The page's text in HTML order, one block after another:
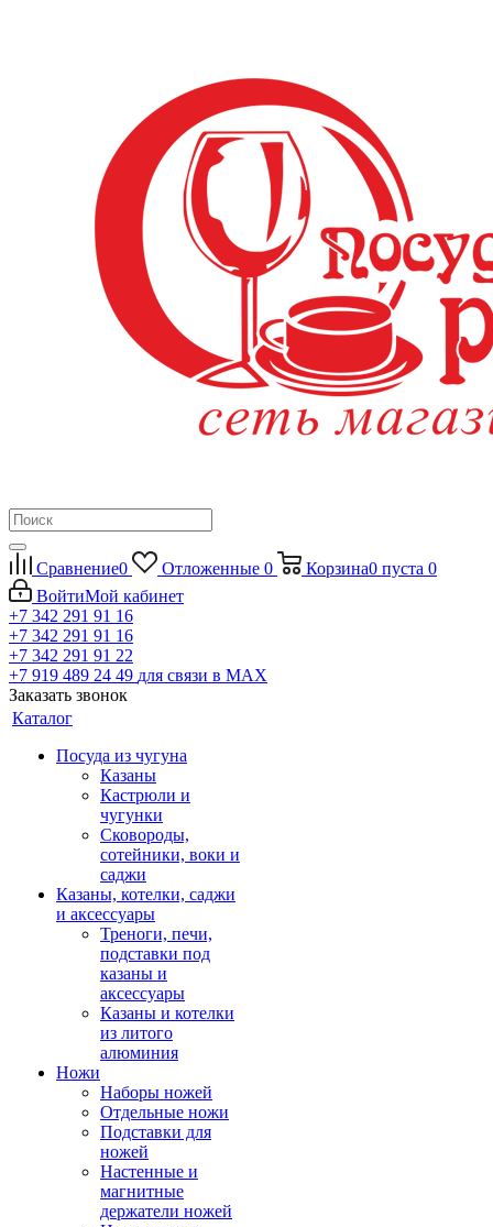
Сравнение0 Отложенные 0 Корзина0 пуста 0
ВойтиМой кабинет
+7 342 291 91 16
+7 342 291 91 16
+7 342 291 91 22
+7 919 489 24 49 для связи в МАХ
Заказать звонок
Каталог
Посуда из чугуна
Казаны
Кастрюли и
чугунки
Сковороды,
сотейники, воки и
саджи
Казаны, котелки, саджи
и аксессуары
Треноги, печи,
подставки под
казаны и
аксессуары
Казаны и котелки
из литого
алюминия
Ножи
Наборы ножей
Отдельные ножи
Подставки для
ножей
Настенные и
магнитные
держатели ножей